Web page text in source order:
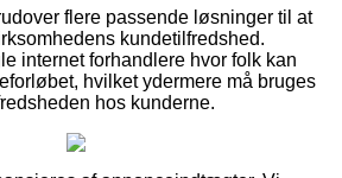
flere passende løsninger til at
kundetilfredshed.
internet forhandlere hvor folk kan
hvilket ydermere må bruges
hos kunderne.